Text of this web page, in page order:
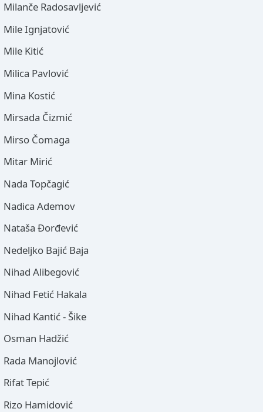
Milanče Radosavljević
Mile Ignjatović
Mile Kitić
Milica Pavlović
Mina Kostić
Mirsada Čizmić
Mirso Čomaga
Mitar Mirić
Nada Topčagić
Nadica Ademov
Nataša Đorđević
Nedeljko Bajić Baja
Nihad Alibegović
Nihad Fetić Hakala
Nihad Kantić - Šike
Osman Hadžić
Rada Manojlović
Rifat Tepić
Rizo Hamidović